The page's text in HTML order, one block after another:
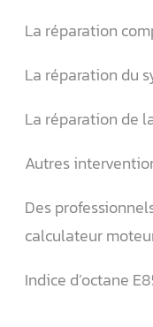
La réparation
La réparation du
La réparation de
Autres
Des
calculateur
Indice d’octane